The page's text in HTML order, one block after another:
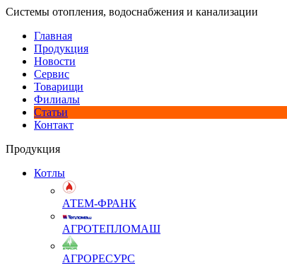
Системы отопления, водоснабжения и канализации
Главная
Продукция
Новости
Сервис
Товарищи
Филиалы
Статьи
Контакт
Продукция
Котлы
АТЕМ-ФРАНК
АГРОТЕПЛОМАШ
АГРОРЕСУРС